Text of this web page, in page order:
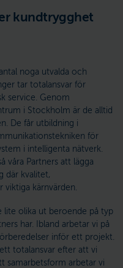
kundtrygghet
noga utvalda och
tar totalansvar för
service. Genom
i Stockholm är de alltid
De får utbildning i
för
i intelligenta nätverk.
våra Partners att lägga
där kvalitet,
kärnvärden.
lite olika ut beroende på typ
har. Ibland arbetar vi på
inför ett projekt.
totalansvar efter att vi
samarbetsform arbetar vi